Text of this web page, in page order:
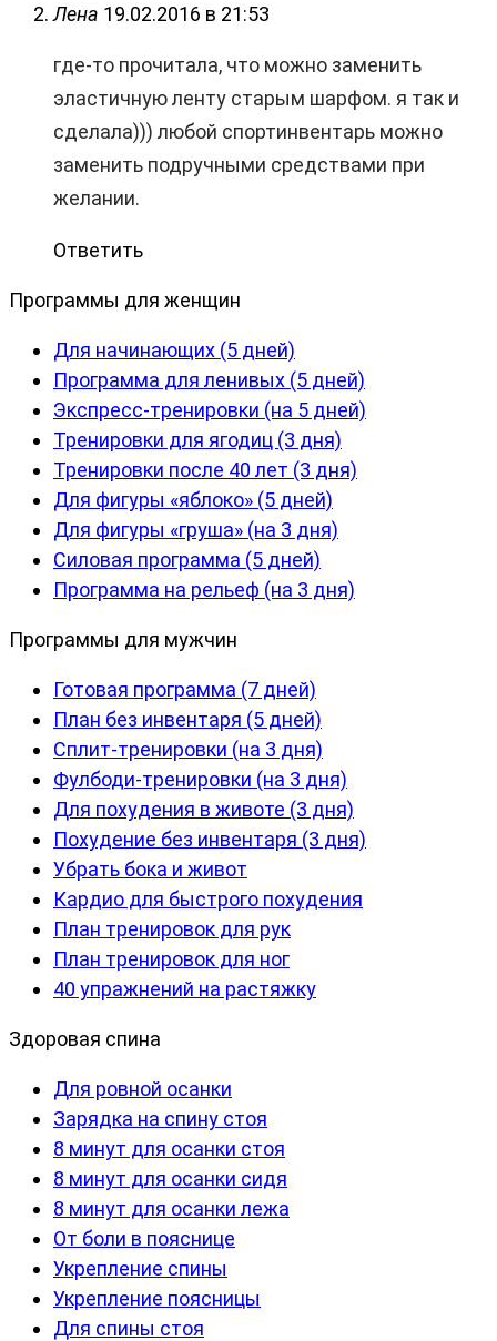
Лена 19.02.2016 в 21:53
где-то прочитала, что можно заменить
эластичную ленту старым шарфом. я так и
сделала))) любой спортинвентарь можно
заменить подручными средствами при
желании.
Ответить
Программы для женщин
Для начинающих (5 дней)
Программа для ленивых (5 дней)
Экспресс-тренировки (на 5 дней)
Тренировки для ягодиц (3 дня)
Тренировки после 40 лет (3 дня)
Для фигуры «яблоко» (5 дней)
Для фигуры «груша» (на 3 дня)
Силовая программа (5 дней)
Программа на рельеф (на 3 дня)
Программы для мужчин
Готовая программа (7 дней)
План без инвентаря (5 дней)
Сплит-тренировки (на 3 дня)
Фулбоди-тренировки (на 3 дня)
Для похудения в животе (3 дня)
Похудение без инвентаря (3 дня)
Убрать бока и живот
Кардио для быстрого похудения
План тренировок для рук
План тренировок для ног
40 упражнений на растяжку
Здоровая спина
Для ровной осанки
Зарядка на спину стоя
8 минут для осанки стоя
8 минут для осанки сидя
8 минут для осанки лежа
От боли в пояснице
Укрепление спины
Укрепление поясницы
Для спины стоя